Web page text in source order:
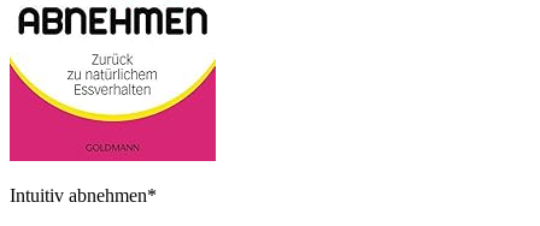
Intuitiv abnehmen*